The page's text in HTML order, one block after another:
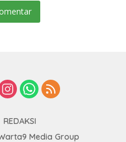
REDAKSI
Media Group